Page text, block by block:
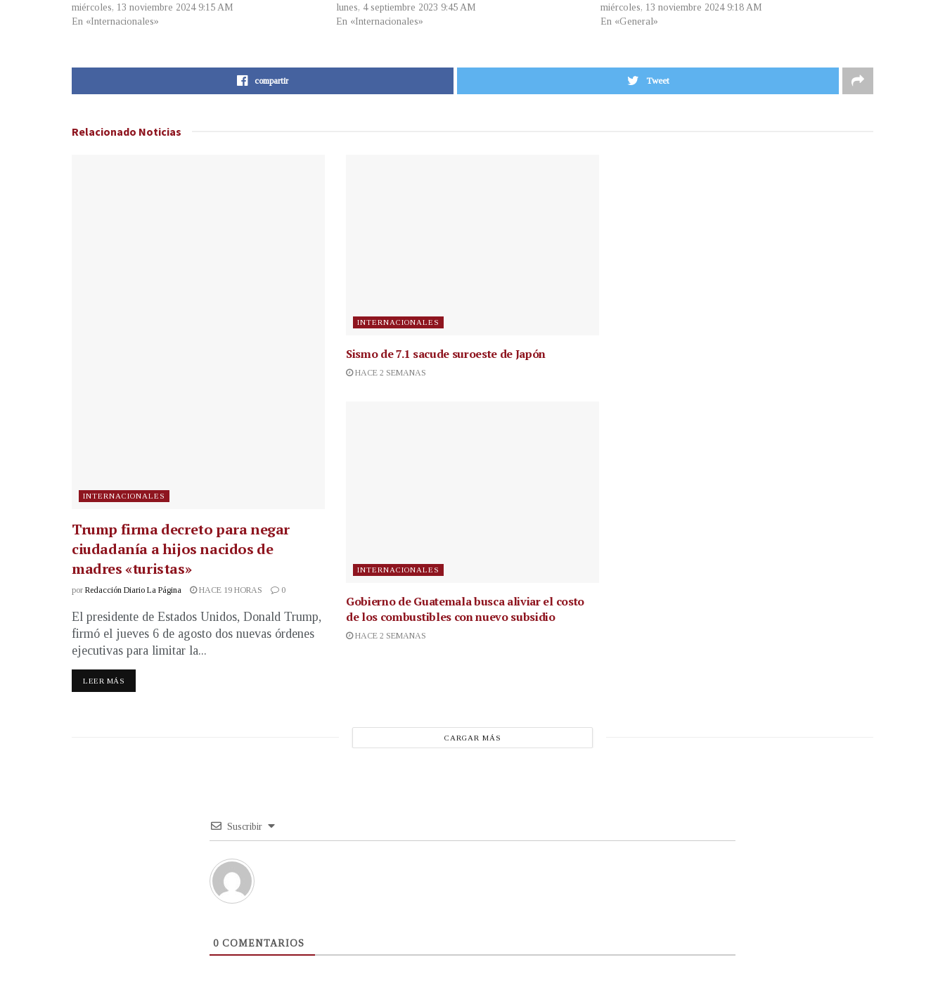
miércoles, 13 noviembre 2024 9:15 AM
En «Internacionales»
lunes, 4 septiembre 2023 9:45 AM
En «Internacionales»
miércoles, 13 noviembre 2024 9:18 AM
En «General»
compartir Tweet
Relacionado Noticias
INTERNACIONALES
Trump firma decreto para negar
ciudadanía a hijos nacidos de
madres «turistas»
por Redacción Diario La Página HACE 19 HORAS 0
El presidente de Estados Unidos, Donald Trump,
firmó el jueves 6 de agosto dos nuevas órdenes
ejecutivas para limitar la...
LEER MÁS
INTERNACIONALES
Sismo de 7.1 sacude suroeste de Japón
HACE 2 SEMANAS
INTERNACIONALES
Gobierno de Guatemala busca aliviar el costo
de los combustibles con nuevo subsidio
HACE 2 SEMANAS
CARGAR MÁS
Suscribir
0 COMENTARIOS